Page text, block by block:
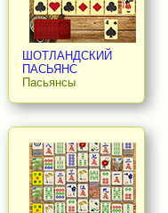
ШОТЛАНДСКИЙ
ПАСЬЯНС
Пасьянсы